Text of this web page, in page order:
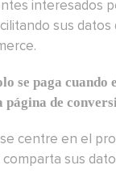
interesados
sus
se paga cuando
página de
centre en el
sus